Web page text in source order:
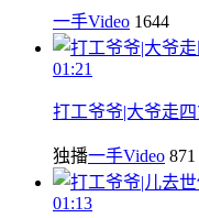
一手Video 1644
01:21
打工爷爷|大爷走
独播一手Video 871
01:13